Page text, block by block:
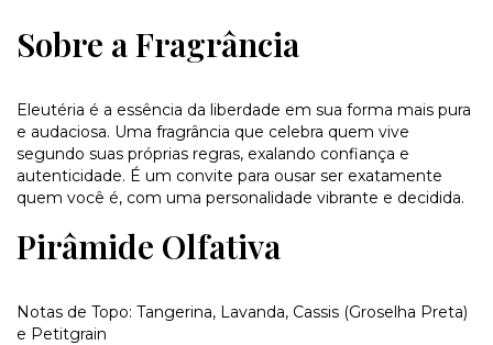
Sobre a Fragrância
Eleutéria é a essência da liberdade em sua forma mais pura
e audaciosa. Uma fragrância que celebra quem vive
segundo suas próprias regras, exalando confiança e
autenticidade. É um convite para ousar ser exatamente
quem você é, com uma personalidade vibrante e decidida.
Pirâmide Olfativa
Notas de Topo: Tangerina, Lavanda, Cassis (Groselha Preta)
e Petitgrain